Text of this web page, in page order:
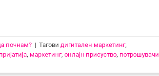
почнам? | Тагови дигитален маркетинг,
маркетинг,онлајн присуство потрошувачи